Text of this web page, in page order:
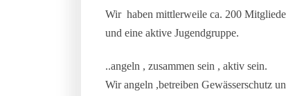
Wir haben mittlerweile ca. 200
und eine aktive Jugendgruppe.
..angeln , zusammen sein , aktiv sein.
Wir angeln ,betreiben Gewässerschutz